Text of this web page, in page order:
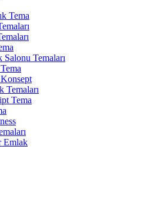
Tema
Temaları
Tema
Emlak